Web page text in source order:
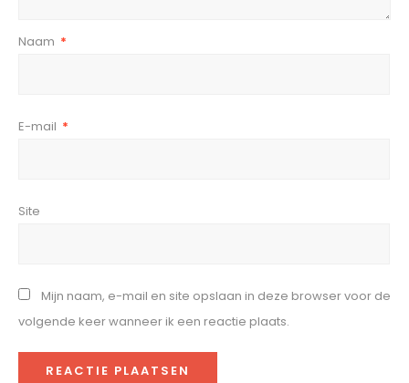
Naam *
E-mail *
Site
Mijn naam, e-mail en site opslaan in deze browser voor de
volgende keer wanneer ik een reactie plaats.